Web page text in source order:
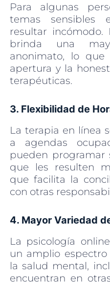
Para algunas
temas sensibles
resultar incómodo.
brinda una
anonimato, lo
apertura y la
terapéuticas.
3. Flexibilidad de
La terapia en línea
a agendas
pueden programar
que les resulten
que facilita la
con otras
4. Mayor Variedad
La psicología
un amplio
la salud mental,
encuentran en